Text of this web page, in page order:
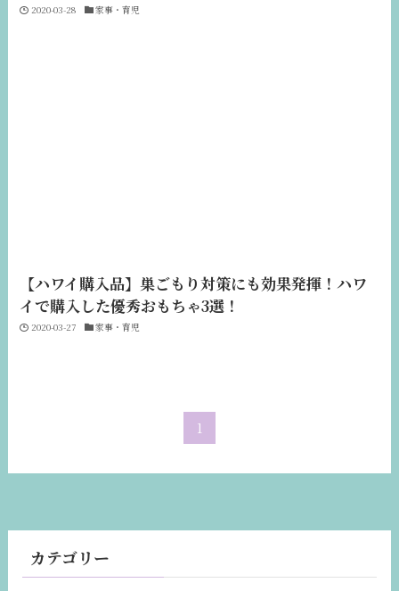
2020-03-28 家事・育児
【ハワイ購入品】巣ごもり対策にも効果発揮！ハワ
イで購入した優秀おもちゃ3選！
2020-03-27 家事・育児
1
カテゴリー